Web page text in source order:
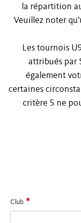
la répartition
Veuillez noter
Les tournois
attribués par
également
certaines
critère 5 ne
Club *